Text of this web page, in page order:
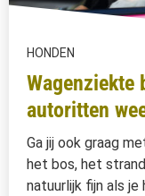
HONDEN
Wagenziekte
autoritten
Ga jij ook graag
het bos, het
natuurlijk fijn als